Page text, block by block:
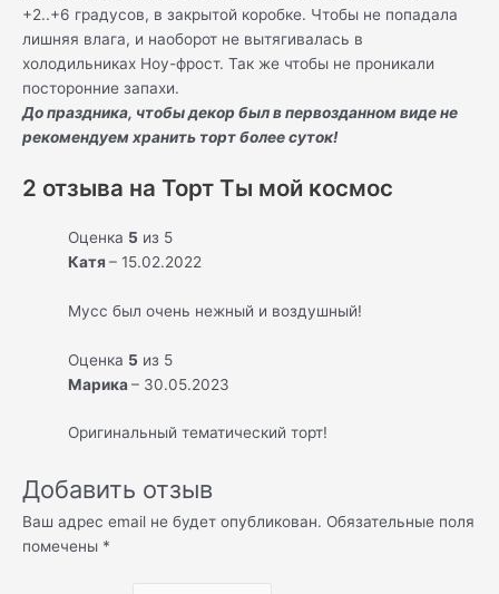
+2..+6 градусов, в закрытой коробке. Чтобы не попадала
лишняя влага, и наоборот не вытягивалась в
холодильниках Ноу-фрост. Так же чтобы не проникали
посторонние запахи.
До праздника, чтобы декор был в первозданном виде не
рекомендуем хранить торт более суток!
2 отзыва на Торт Ты мой космос
Оценка 5 из 5
Катя– 15.02.2022
Мусс был очень нежный и воздушный!
Оценка 5 из 5
Марика– 30.05.2023
Оригинальный тематический торт!
Добавить отзыв
Ваш адрес email не будет опубликован. Обязательные поля
помечены *